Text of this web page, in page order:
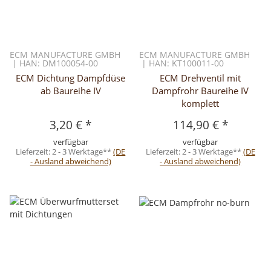
ECM MANUFACTURE GMBH
| HAN: DM100054-00
ECM Dichtung Dampfdüse
ab Baureihe IV
3,20 € *
verfügbar
Lieferzeit:2 - 3 Werktage**(DE
- Ausland abweichend)
ECM MANUFACTURE GMBH
| HAN: KT100011-00
ECM Drehventil mit
Dampfrohr Baureihe IV
komplett
114,90 € *
verfügbar
Lieferzeit:2 - 3 Werktage**(DE
- Ausland abweichend)